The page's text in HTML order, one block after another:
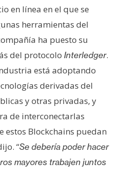
en línea en el que se
herramientas del
ha puesto su
del protocolo Interledger.
está adoptando
derivadas del
y otras privadas, y
de interconectarlas
estos Blockchains puedan
“Se debería poder hacer
mayores trabajen juntos